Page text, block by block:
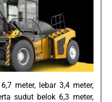
meter, lebar 3,4 meter,
sudut belok 6,3 meter,